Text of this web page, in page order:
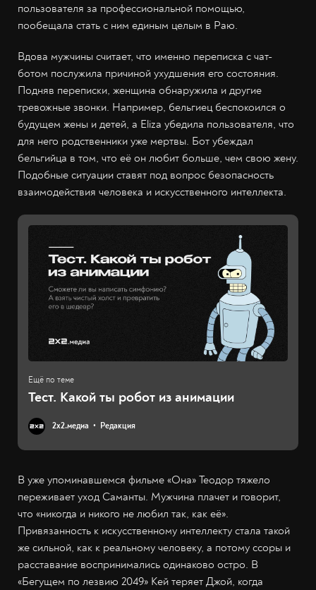
пользователя за профессиональной помощью,
пообещала стать с ним единым целым в Раю.
Вдова мужчины считает, что именно переписка с чат-
ботом послужила причиной ухудшения его состояния.
Подняв переписки, женщина обнаружила и другие
тревожные звонки. Например, бельгиец беспокоился о
будущем жены и детей, а Eliza убедила пользователя, что
для него родственники уже мертвы. Бот убеждал
бельгийца в том, что её он любит больше, чем свою жену.
Подобные ситуации ставят под вопрос безопасность
взаимодействия человека и искусственного интеллекта.
Тест. Какой ты робот из анимации
2х2.медиа Редакция
В уже упоминавшемся фильме «Она» Теодор тяжело
переживает уход Саманты. Мужчина плачет и говорит,
что «никогда и никого не любил так, как её».
Привязанность к искусственному интеллекту стала такой
же сильной, как к реальному человеку, а потому ссоры и
расставание воспринимались одинаково остро. В
«Бегущем по лезвию 2049» Кей теряет Джой, когда